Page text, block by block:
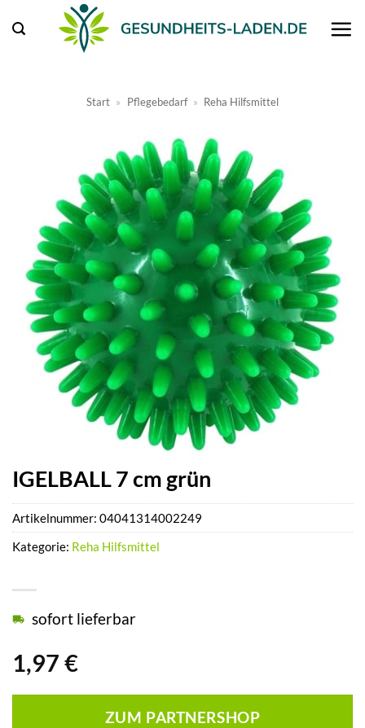
Inhalt
Start » Pflegebedarf » Reha Hilfsmittel
IGELBALL 7 cm grün
1,97 €
sofort lieferbar
ZUM PARTNERSHOP
Artikelnummer: 04041314002249
Kategorie: Reha Hilfsmittel